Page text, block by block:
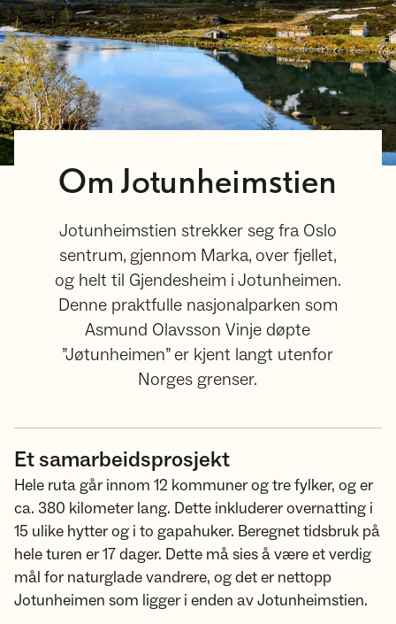
Om Jotunheimstien
Jotunheimstien strekker seg fra Oslo
sentrum, gjennom Marka, over fjellet,
og helt til Gjendesheim i Jotunheimen.
Denne praktfulle nasjonalparken som
Asmund Olavsson Vinje døpte
”Jøtunheimen” er kjent langt utenfor
Norges grenser.
Et samarbeidsprosjekt
Hele ruta går innom 12 kommuner og tre fylker, og er
ca. 380 kilometer lang. Dette inkluderer overnatting i
15 ulike hytter og i to gapahuker. Beregnet tidsbruk på
hele turen er 17 dager. Dette må sies å være et verdig
mål for naturglade vandrere, og det er nettopp
Jotunheimen som ligger i enden av Jotunheimstien.